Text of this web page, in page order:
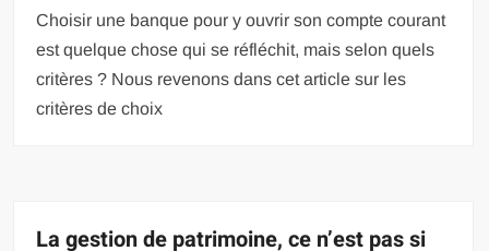
Choisir une banque pour y ouvrir son compte courant
est quelque chose qui se réfléchit, mais selon quels
critères ? Nous revenons dans cet article sur les
critères de choix
La gestion de patrimoine, ce n’est pas si